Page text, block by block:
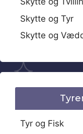
Skytte og Tyr
Skytte og
Tyr og Fisk